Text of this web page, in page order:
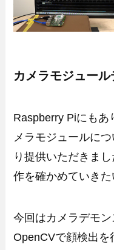
カメラモジュール
Raspberry Piにもあ
メラモジュールに
り提供いただきま
作を確かめていきた
今回はカメラデモ
OpenCVで顔検出